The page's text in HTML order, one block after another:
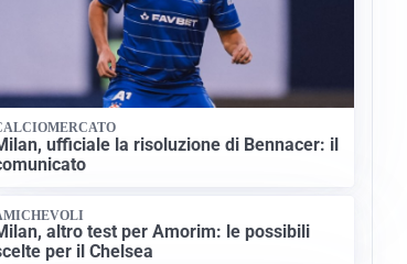
ufficiale la risoluzione di Bennacer: il
altro test per Amorim: le possibili
per il Chelsea